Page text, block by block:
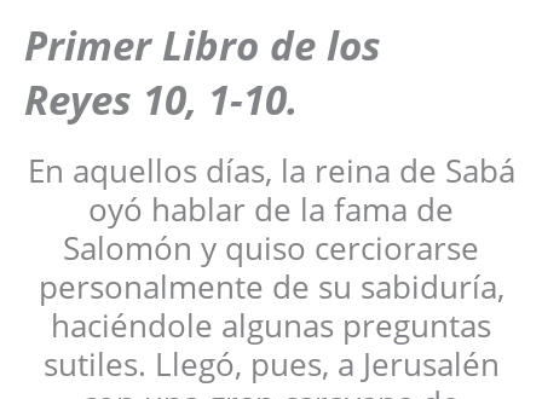
Primer Libro de los
Reyes 10, 1-10.
En aquellos días, la reina de Sabá
oyó hablar de la fama de
Salomón y quiso cerciorarse
personalmente de su sabiduría,
haciéndole algunas preguntas
sutiles. Llegó, pues, a Jerusalén